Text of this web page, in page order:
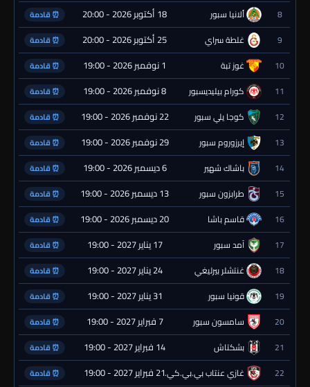
8 ألانيا سبور 18 أكتوبر 2026 - 20:00 ⏰ قادمة
9 غلطة سراي 25 أكتوبر 2026 - 20:00 ⏰ قادمة
10 غوز تبة 1 نوفمبر 2026 - 19:00 ⏰ قادمة
11 كورام بيليديسبور 8 نوفمبر 2026 - 19:00 ⏰ قادمة
12 كوجا يلي سبور 22 نوفمبر 2026 - 19:00 ⏰ قادمة
13 إيرزوروم سبور 29 نوفمبر 2026 - 19:00 ⏰ قادمة
14 باشاك شهير 6 ديسمبر 2026 - 19:00 ⏰ قادمة
15 طرابزون سبور 13 ديسمبر 2026 - 19:00 ⏰ قادمة
16 قاسم باشا 20 ديسمبر 2026 - 19:00 ⏰ قادمة
17 آمد سبور 17 يناير 2027 - 19:00 ⏰ قادمة
18 غنتشلر بيرليغي 24 يناير 2027 - 19:00 ⏰ قادمة
19 قونيا سبور 31 يناير 2027 - 19:00 ⏰ قادمة
20 سامسون سبور 7 فبراير 2027 - 19:00 ⏰ قادمة
21 بشكتاش 14 فبراير 2027 - 19:00 ⏰ قادمة
22 غازي عنتاب بي.بي.كي.21 فبراير 2027 - 19:00 ⏰ قادمة